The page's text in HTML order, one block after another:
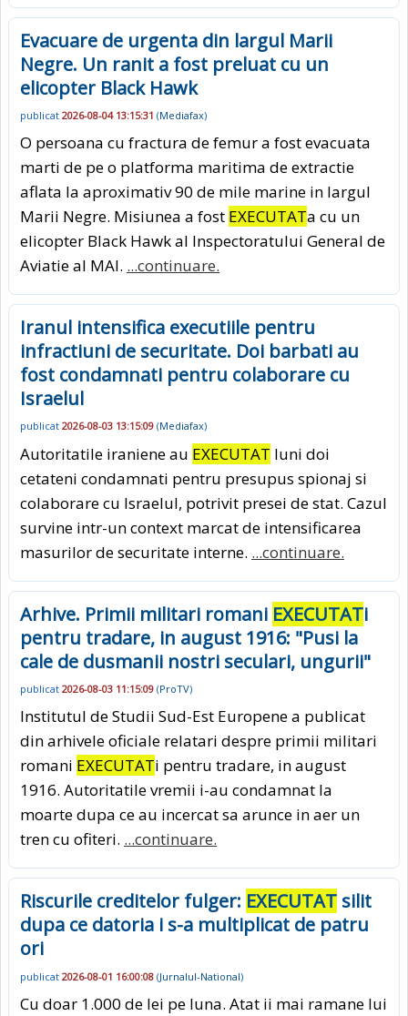
Evacuare de urgenta din largul Marii
Negre. Un ranit a fost preluat cu un
elicopter Black Hawk
publicat 2026-08-04 13:15:31 (Mediafax)
O persoana cu fractura de femur a fost evacuata
marti de pe o platforma maritima de extractie
aflata la aproximativ 90 de mile marine in largul
Marii Negre. Misiunea a fost EXECUTATa cu un
elicopter Black Hawk al Inspectoratului General de
Aviatie al MAI. ...continuare.
Iranul intensifica executiile pentru
infractiuni de securitate. Doi barbati au
fost condamnati pentru colaborare cu
Israelul
publicat 2026-08-03 13:15:09 (Mediafax)
Autoritatile iraniene au EXECUTAT luni doi
cetateni condamnati pentru presupus spionaj si
colaborare cu Israelul, potrivit presei de stat. Cazul
survine intr-un context marcat de intensificarea
masurilor de securitate interne. ...continuare.
Arhive. Primii militari romani EXECUTATi
pentru tradare, in august 1916: "Pusi la
cale de dusmanii nostri seculari, ungurii"
publicat 2026-08-03 11:15:09 (ProTV)
Institutul de Studii Sud-Est Europene a publicat
din arhivele oficiale relatari despre primii militari
romani EXECUTATi pentru tradare, in august
1916. Autoritatile vremii i-au condamnat la
moarte dupa ce au incercat sa arunce in aer un
tren cu ofiteri. ...continuare.
Riscurile creditelor fulger: EXECUTAT silit
dupa ce datoria i s-a multiplicat de patru
ori
publicat 2026-08-01 16:00:08 (Jurnalul-National)
Cu doar 1.000 de lei pe luna. Atat ii mai ramane lui